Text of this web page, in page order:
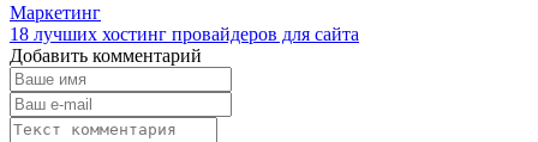
Маркетинг
18 лучших хостинг провайдеров для сайта
Добавить комментарий